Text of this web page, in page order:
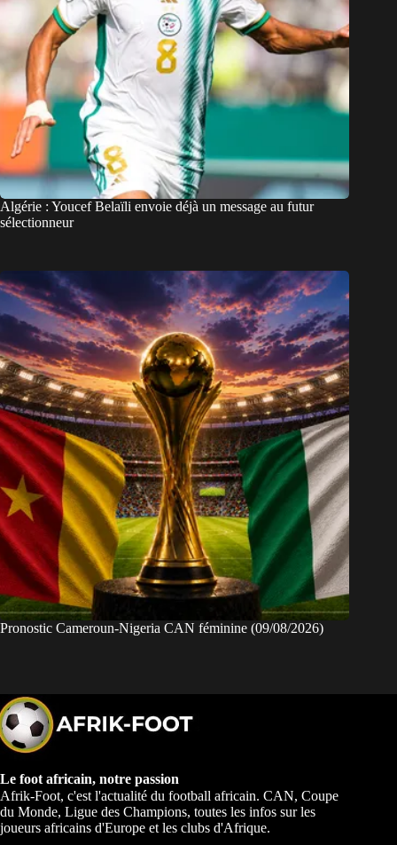
Algérie : Youcef Belaïli envoie déjà un message au futur
sélectionneur
Pronostic Cameroun-Nigeria CAN féminine (09/08/2026)
Le foot africain, notre passion
Afrik-Foot, c'est l'actualité du football africain. CAN, Coupe
du Monde, Ligue des Champions, toutes les infos sur les
joueurs africains d'Europe et les clubs d'Afrique.